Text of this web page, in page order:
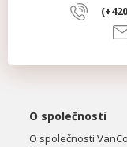
O společnosti
O společnosti